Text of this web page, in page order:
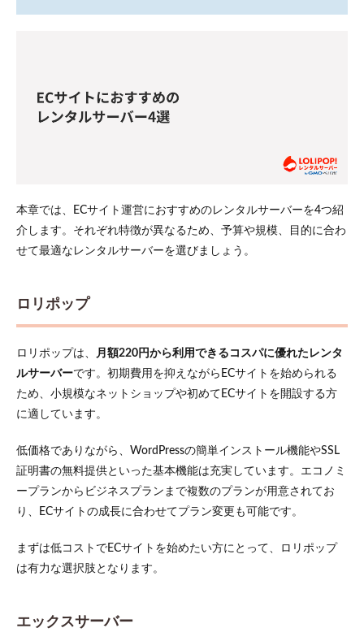
する
選択
しイ
決済
方法
を導
入す
6.5
トデ
ンを
整え
6.6
商取
に基
づく
を追
る
6.7
の登
本章では、ECサイト運営におすすめのレンタルサーバーを4つ紹
介します。それぞれ特徴が異なるため、予算や規模、目的に合わ
せて最適なレンタルサーバーを選びましょう。
ロリポップ
ロリポップは、
月額220円から利用できるコスパに優れたレンタ
ルサーバーです。初期費用を抑えながらECサイトを始められる
ため、小規模なネットショップや初めてECサイトを開設する方
に適しています。
低価格でありながら、WordPressの簡単インストール機能やSSL
証明書の無料提供といった基本機能は充実しています。エコノミ
ープランからビジネスプランまで複数のプランが用意されてお
り、ECサイトの成長に合わせてプラン変更も可能です。
まずは低コストでECサイトを始めたい方にとって、ロリポップ
は有力な選択肢となります。
エックスサーバー